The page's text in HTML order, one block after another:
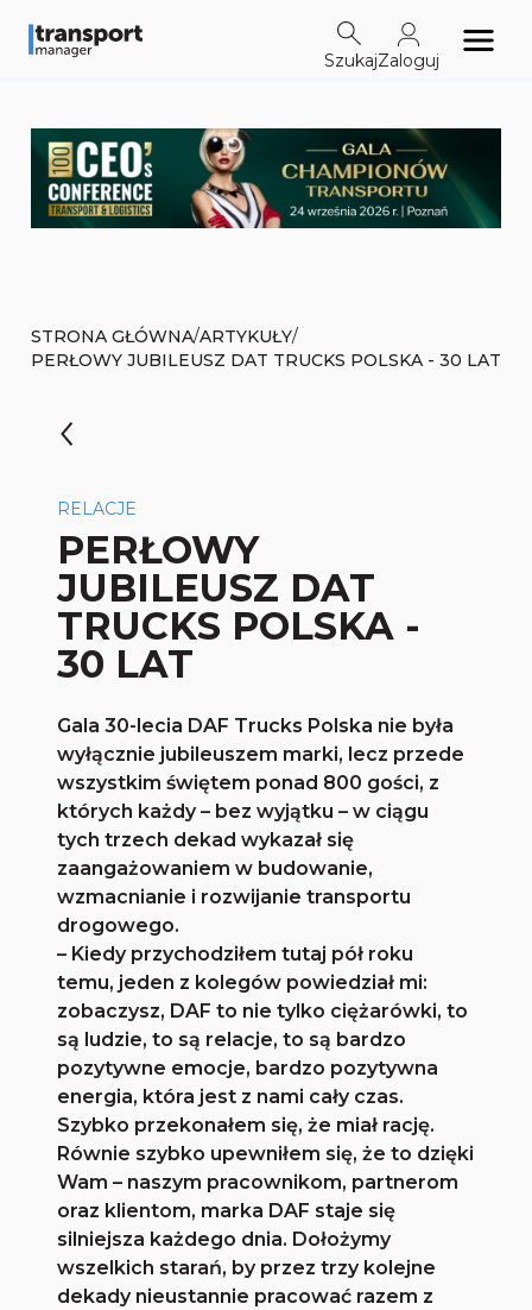
SzukajZaloguj
STRONA GŁÓWNA/ARTYKUŁY/
PERŁOWY JUBILEUSZ DAT TRUCKS POLSKA - 30 LAT
RELACJE
PERŁOWY
JUBILEUSZ DAT
TRUCKS POLSKA -
30 LAT
Gala 30-lecia DAF Trucks Polska nie była
wyłącznie jubileuszem marki, lecz przede
wszystkim świętem ponad 800 gości, z
których każdy – bez wyjątku – w ciągu
tych trzech dekad wykazał się
zaangażowaniem w budowanie,
wzmacnianie i rozwijanie transportu
drogowego.
– Kiedy przychodziłem tutaj pół roku
temu, jeden z kolegów powiedział mi:
zobaczysz, DAF to nie tylko ciężarówki, to
są ludzie, to są relacje, to są bardzo
pozytywne emocje, bardzo pozytywna
energia, która jest z nami cały czas.
Szybko przekonałem się, że miał rację.
Równie szybko upewniłem się, że to dzięki
Wam – naszym pracownikom, partnerom
oraz klientom, marka DAF staje się
silniejsza każdego dnia. Dołożymy
wszelkich starań, by przez trzy kolejne
dekady nieustannie pracować razem z